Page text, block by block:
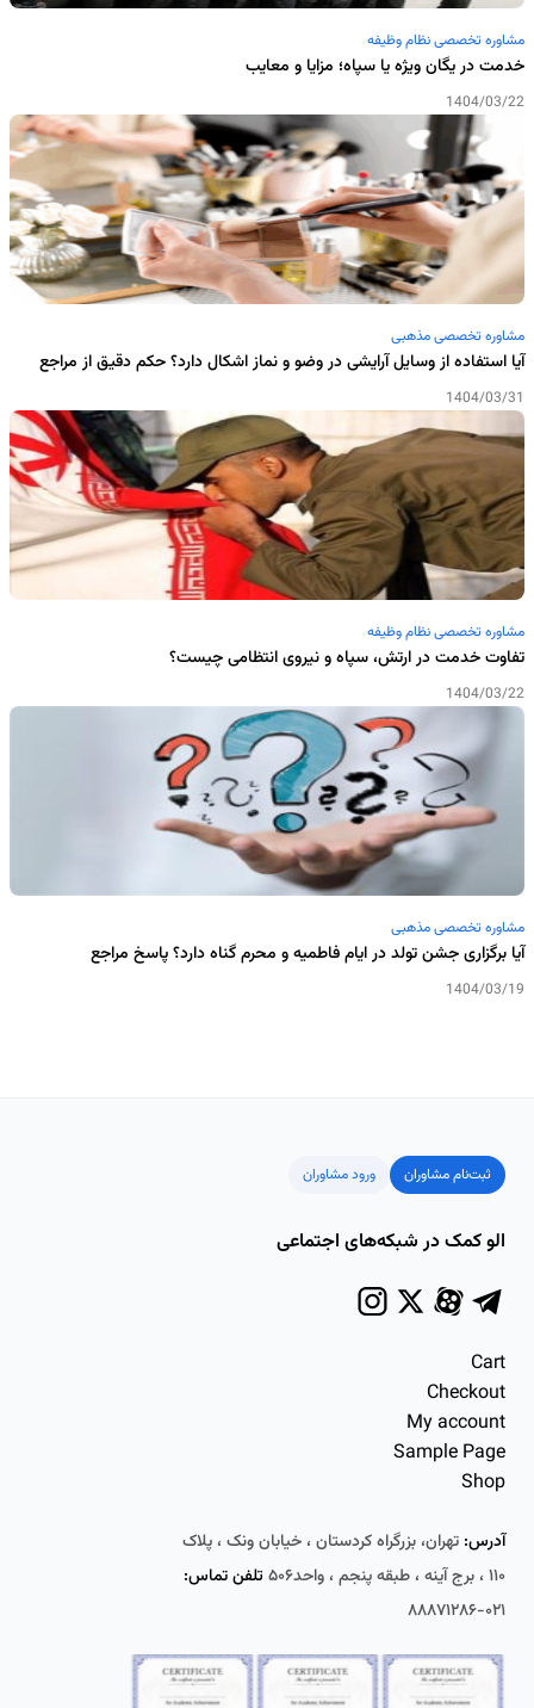
مشاوره تخصصی نظام وظیفه
خدمت در یگان ویژه یا سپاه؛ مزایا و معایب
1404/03/22
مشاوره تخصصی مذهبی
آیا استفاده از وسایل آرایشی در وضو و نماز اشکال دارد؟ حکم دقیق از مراجع
1404/03/31
مشاوره تخصصی نظام وظیفه
تفاوت خدمت در ارتش، سپاه و نیروی انتظامی چیست؟
1404/03/22
مشاوره تخصصی مذهبی
آیا برگزاری جشن تولد در ایام فاطمیه و محرم گناه دارد؟ پاسخ مراجع
1404/03/19
ثبت‌نام مشاوران ورود مشاوران
الو کمک در شبکه‌های اجتماعی
Cart
Checkout
My account
Sample Page
Shop
آدرس: تهران، بزرگراه کردستان ، خیابان ونک ، پلاک
۱۱۰ ، برج آینه ، طبقه پنجم ، واحد۵۰۶
تلفن تماس:
۰۲۱-۸۸۸۷۱۲۸۶